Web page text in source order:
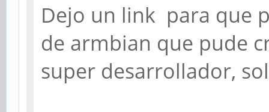
Dejo un link para que
de armbian que pude
super desarrollador,